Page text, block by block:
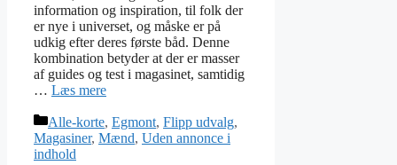
information og inspiration, til folk der
er nye i universet, og måske er på
udkig efter deres første båd. Denne
kombination betyder at der er masser
af guides og test i magasinet, samtidig
… Læs mere
Kategorier
Alle-korte, Egmont, Flipp udvalg,
Magasiner, Mænd, Uden annonce i
indhold